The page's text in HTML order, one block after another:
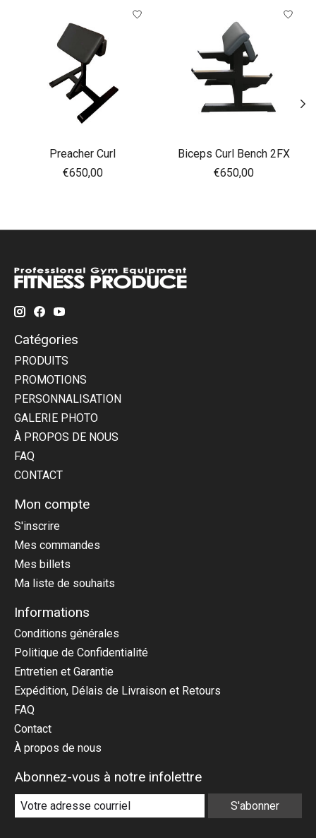
Articles du carrousel de produits
Preacher Curl
€650,00
Biceps Curl Bench 2FX
€650,00
Catégories
PRODUITS
PROMOTIONS
PERSONNALISATION
GALERIE PHOTO
À PROPOS DE NOUS
FAQ
CONTACT
Mon compte
S'inscrire
Mes commandes
Mes billets
Ma liste de souhaits
Informations
Conditions générales
Politique de Confidentialité
Entretien et Garantie
Expédition, Délais de Livraison et Retours
FAQ
Contact
À propos de nous
Abonnez-vous à notre infolettre
S'abonner